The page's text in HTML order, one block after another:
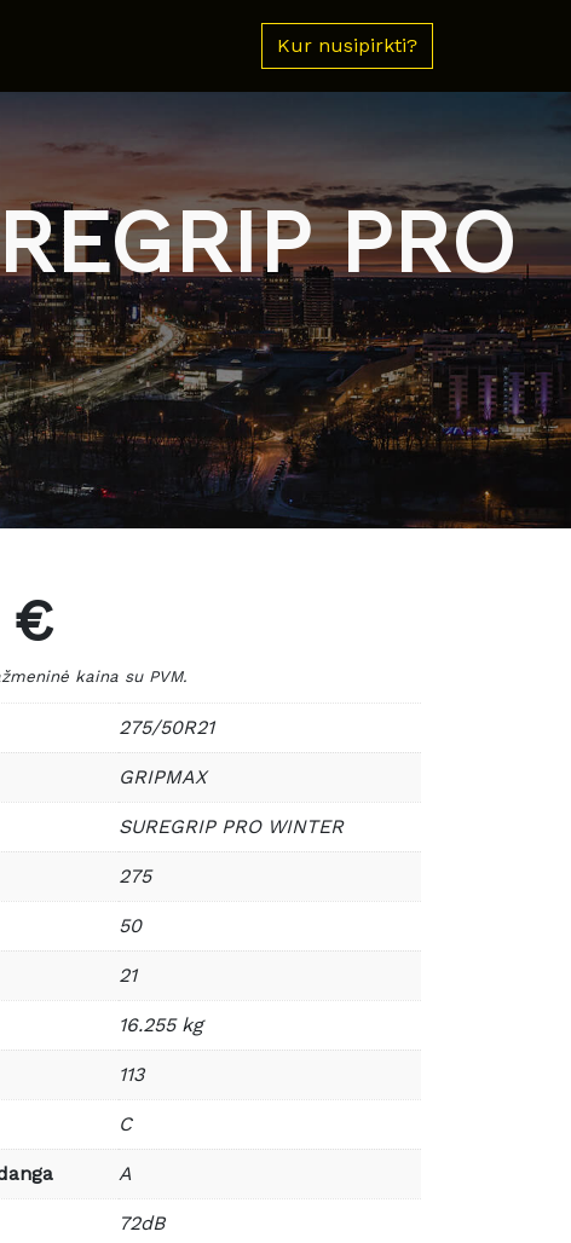
Kur nusipirkti?
PRO
€
kaina su PVM.
275/50R21
GRIPMAX
SUREGRIP PRO WINTER
275
50
21
16.255 kg
113
C
A
72dB